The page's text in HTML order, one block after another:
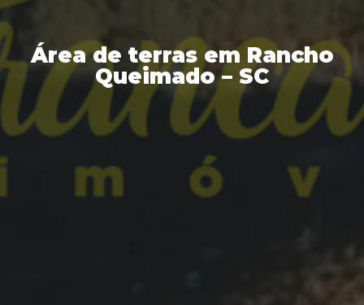
Área de terras em Rancho
Queimado – SC